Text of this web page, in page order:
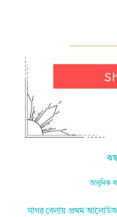
আধুনিক
সাগর বেলায় প্রথম